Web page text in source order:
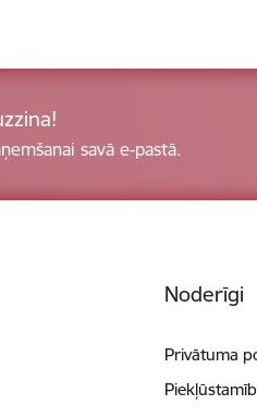
savā e-pastā.
Noderīgi
Privātuma